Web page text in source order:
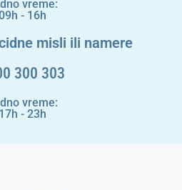
vreme:
- 16h
misli ili namere
300 303
vreme:
17h - 23h